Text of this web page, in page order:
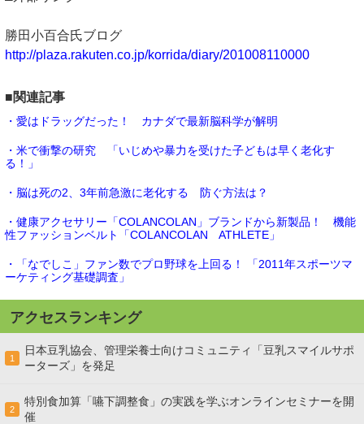
勝田小百合氏ブログ
http://plaza.rakuten.co.jp/korrida/diary/201008110000
■関連記事
・愛はドラッグだった！ カナダで最新脳科学が解明
・米で衝撃の研究 「いじめや暴力を受けた子どもは早く老化す
る！」
・脳は死の2、3年前急激に老化する 防ぐ方法は？
・健康アクセサリー「COLANCOLAN」ブランドから新製品！ 機能
性ファッションベルト「COLANCOLAN ATHLETE」
・「なでしこ」ファン数でプロ野球を上回る！ 「2011年スポーツマ
ーケティング基礎調査」
アクセスランキング
1
日本豆乳協会、管理栄養士向けコミュニティ「豆乳スマイルサポ
ーターズ」を発足
2
特別食加算「嚥下調整食」の実践を学ぶオンラインセミナーを開
催